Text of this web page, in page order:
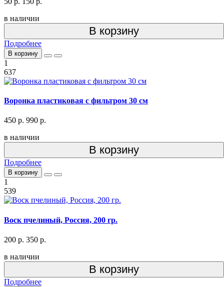
в наличии
В корзину
Подробнее
В корзину
1
637
Воронка пластиковая с фильтром 30 см
450 р. 990 р.
в наличии
В корзину
Подробнее
В корзину
1
539
Воск пчелиный, Россия, 200 гр.
200 р. 350 р.
в наличии
В корзину
Подробнее